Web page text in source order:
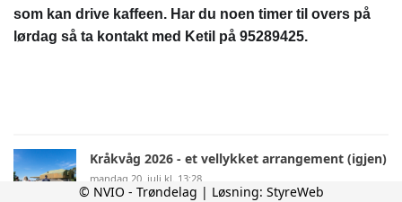
som kan drive kaffeen. Har du noen timer til overs på
lørdag så ta kontakt med Ketil på 95289425.
Kråkvåg 2026 - et vellykket arrangement (igjen)
mandag 20. juli kl. 13:28
© NVIO - Trøndelag | Løsning: StyreWeb